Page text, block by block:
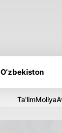
O‘zbekiston
Ta'limMoliya